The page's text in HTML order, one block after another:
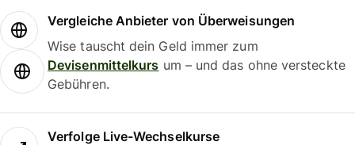
Vergleiche Anbieter von Überweisungen
Wise tauscht dein Geld immer zum
Devisenmittelkurs um – und das ohne versteckte
Gebühren.
Verfolge Live-Wechselkurse